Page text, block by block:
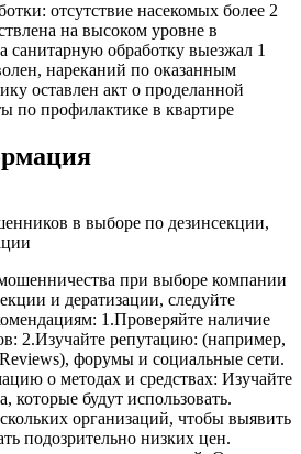
отсутствие насекомых более 2
на высоком уровне в
санитарную обработку выезжал 1
нареканий по оказанным
оставлен акт о проделанной
по профилактике в квартире
в выборе по дезинсекции,
при выборе компании
и дератизации, следуйте
1.Проверяйте наличие
2.Изучайте репутацию: (например,
форумы и социальные сети.
о методах и средствах: Изучайте
которые будут использовать.
организаций, чтобы выявить
подозрительно низких цен.